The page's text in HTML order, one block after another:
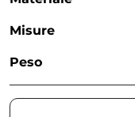
Misure
Peso